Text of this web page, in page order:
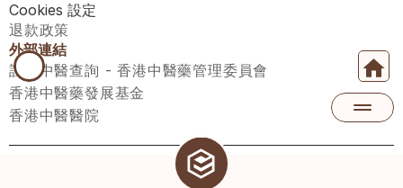
Cookies 設定
退款政策
外部連結
註冊中醫查詢 - 香港中醫藥管理委員會
香港中醫藥發展基金
香港中醫醫院
醫師匯有限公司 ECWAY LIMITED Copyright 2026© All rights